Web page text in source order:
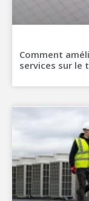
Comment
services sur le